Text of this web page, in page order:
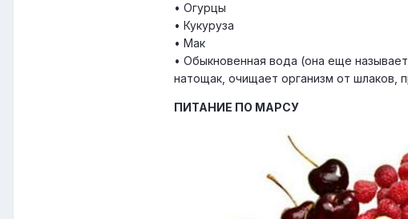
• Огурцы
• Кукуруза
• Мак
• Обыкновенная вода (она еще
натощак, очищает организм от шлаков,
ПИТАНИЕ ПО МАРСУ